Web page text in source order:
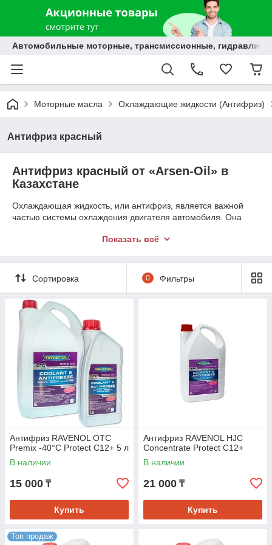
Автомобильные моторные, трансмиссионные,
Моторные масла Охлаждающие жидкости (Антифриз)
Антифриз красный
Антифриз красный от «Arsen-Oil» в
Казахстане
Охлаждающая жидкость, или антифриз, является важной
частью системы охлаждения двигателя автомобиля. Она
Охлаждает двигатель, предотвращая его перегрев.
Защищает двигатель от коррозии и образования
Антифриз красный - это традиционный тип охлаждающей
жидкости, который используется в большинстве
автомобилей. Он отличается высокой температурой кипения
и низкой температурой замерзания, что обеспечивает
эффективную защиту двигателя в любых условиях.
В категории «Антифриз красный» интернет-магазина «Arsen-
Oil» представлен широкий выбор
охлаждающих жидкостей
ведущих производителей. Мы работаем только с
проверенными компаниями, поэтому гарантируем качество и
надежность всех товаров из каталога.
В нашем ассортименте вы найдете антифризы красного
цвета для всех марок и моделей автомобилей. Мы
максимальную защиту двигателя и имеет самый
Полусинтетический антифриз:
сочетает в себе
свойства минерального и синтетического антифриза.
Минеральный антифриз:
наиболее доступный
Показать всё
Сортировка 0 Фильтры
Антифриз RAVENOL OTC
Premix -40°C Protect C12+ 5 л
В наличии
15 000 ₸
Купить
Антифриз RAVENOL HJC
Concentrate Protect C12+
В наличии
21 000 ₸
Купить
Топ продаж